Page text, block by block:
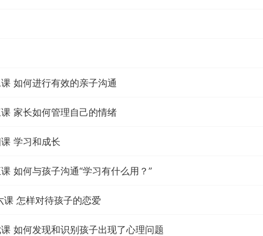
如何进行有效的亲子沟通
家长如何管理自己的情绪
学习和成长
如何与孩子沟通“学习有什么用？”
课 怎样对待孩子的恋爱
如何发现和识别孩子出现了心理问题